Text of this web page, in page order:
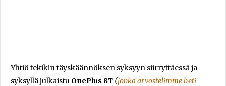
Yhtiö tekikin täyskäännöksen syksyyn siirryttäessä ja
syksyllä julkaistu OnePlus 8T (jonka arvostelimme heti